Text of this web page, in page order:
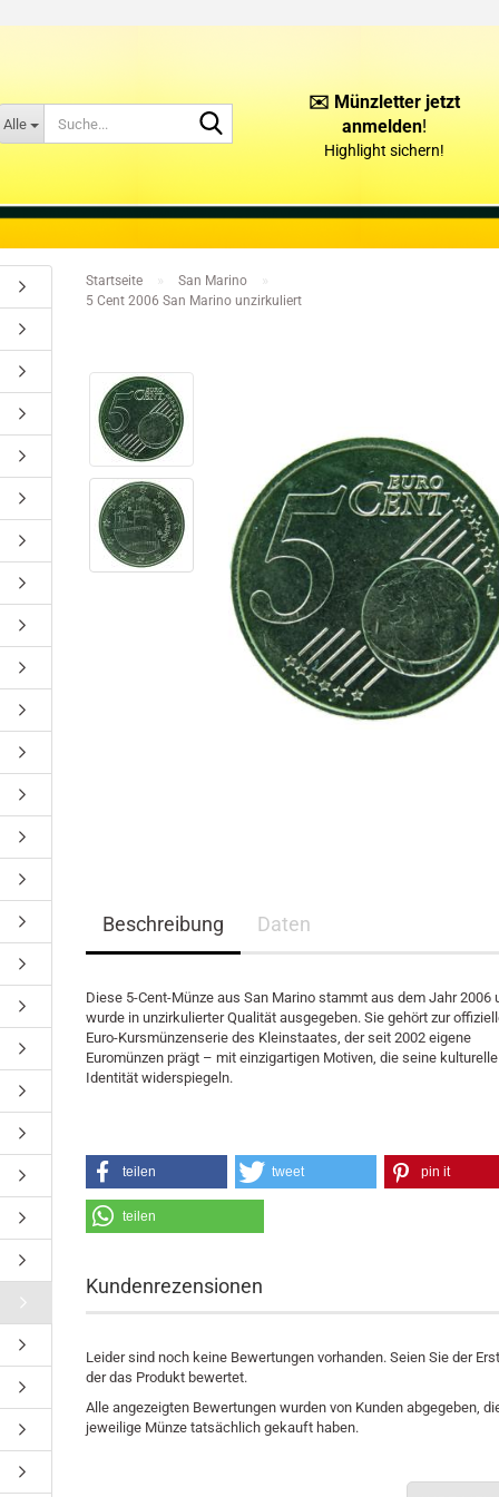
Alle
✉️ Münzletter jetzt
anmelden!
Highlight sichern!
Startseite
» San Marino »
5 Cent 2006 San Marino unzirkuliert
Beschreibung Daten
Diese 5-Cent-Münze aus San Marino stammt aus dem Jahr 2006
wurde in unzirkulierter Qualität ausgegeben. Sie gehört zur
Euro-Kursmünzenserie des Kleinstaates, der seit 2002 eigene
Euromünzen prägt – mit einzigartigen Motiven, die seine kulturelle
Identität widerspiegeln.
teilen tweet pin it
teilen
Kundenrezensionen
Leider sind noch keine Bewertungen vorhanden. Seien Sie der
der das Produkt bewertet.
Alle angezeigten Bewertungen wurden von Kunden abgegeben,
jeweilige Münze tatsächlich gekauft haben.